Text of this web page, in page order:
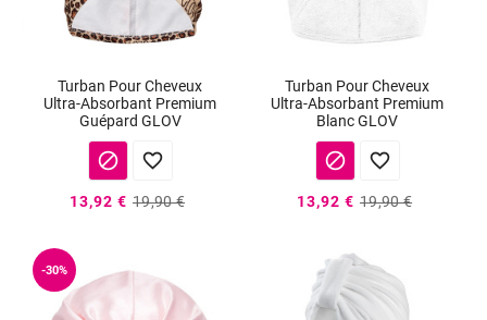
Turban Pour Cheveux
Ultra-Absorbant Premium
Guépard GLOV
 
13,92 € 19,90 €
Turban Pour Cheveux
Ultra-Absorbant Premium
Blanc GLOV
 
13,92 € 19,90 €
-30%